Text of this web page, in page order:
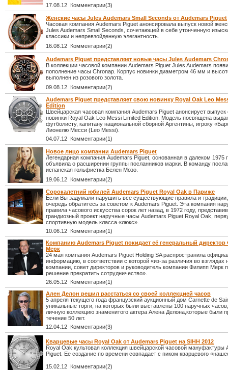
17.08.12 Комментарии(3)
Женские часы Jules Audemars Small Seconds от Audemars Piguet
Часовая компания Audemars Piguet анонсировала выпуск новой
Jules Audemars Small Seconds, сочетающей в себе утонченную
классики и непревзойденную элегантность.
16.08.12 Комментарии(2)
Audemars Piguet представляет новые часы Jules Audemars
В коллекции часовой компании Audemars Piguet Jules Audemars
пополнение часы Chronap. Корпус новинки диаметром 46 мм и
выполнен из розового золота.
09.08.12 Комментарии(2)
Audemars Piguet представляет свою новинку Royal Oak Leo
Edition
Швейцарская часовая компания Audemars Piguet анонсирует выпуск
новинки Royal Oak Leo Messi Limited Edition. Модель посвящена
футболисту, капитану национальной сборной Аргентины, игроку
Лионелю Месси (Leo Messi).
04.07.12 Комментарии(1)
Новое лицо компании Audemars Piguet
Легендарная компания Audemars Piguet, основанная в далеком 1975
объявила о расширении группы посланников марки. В команду
испанская гольфистка Белен Мозо.
19.06.12 Комментарии(2)
Сорокалетний юбилей Audemars Piguet Royal Oak в Париже
Если Вы задумали нарушить все существующие правила и
очередь обратитесь за советом к Audemars Piguet. Эта компания
правила часового искусства сорок лет назад, в 1972 году,
грандиозный проект наручные часы Audemars Piguet Royal Oak,
спортивную модель класса «люкс».
10.06.12 Комментарии(1)
Компанию Audemars Piguet покидает её генеральный
Мерк
24 мая компания Audemars Piguet Holding SA распространила
информацию, в соответствии с которой «из-за различия во взглядах
компании, совет директоров и руководитель компании Филипп Мерк
решение прекратить сотрудничество».
26.05.12 Комментарии(1)
Ален Делон решил расстаться со своей коллекцией часов
5 апреля текущего года французский аукционный дом Carnette de
уникальные торги, на которых были выставлены 100 наручных
личную коллекцию знаменитого актера Алена Делона,которые были
течение 50 лет.
12.04.12 Комментарии(3)
Кварцевые часы Royal Oak от Audemars Piguet на SIHH 2012
Royal Oak культовая коллекция швейцарской часовой мануфактуры
Piguet. Ее создание по времени совпадает с пиком кварцевого
15.02.12 Комментарии(2)